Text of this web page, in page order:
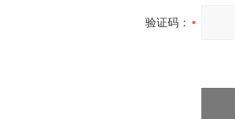
验证码：